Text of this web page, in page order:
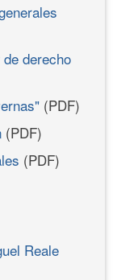
derecho
(PDF)
(PDF)
(PDF)
Reale